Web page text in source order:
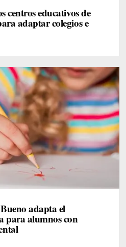
centros educativos de
adaptar colegios e
adapta el
para alumnos con